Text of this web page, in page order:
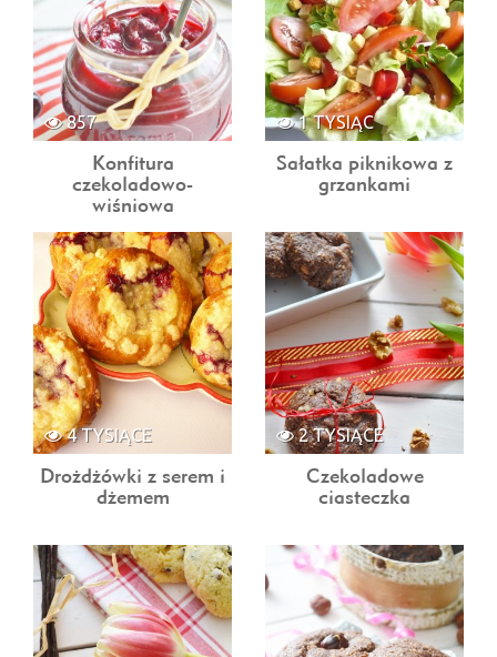
857
Konfitura
czekoladowo-
wiśniowa
1 TYSIĄC
Sałatka piknikowa z
grzankami
4 TYSIĄCE
Drożdżówki z serem i
dżemem
2 TYSIĄCE
Czekoladowe
ciasteczka